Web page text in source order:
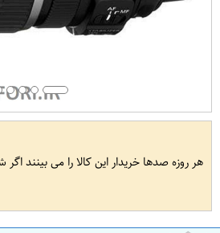
هر روزه صدها خریدار این کالا را می بینند